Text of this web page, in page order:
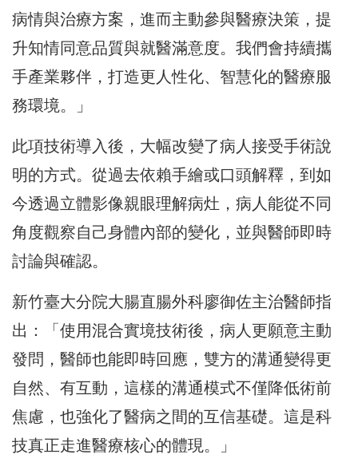
病情與治療方案，進而主動參與醫療決策，提
升知情同意品質與就醫滿意度。我們會持續攜
手產業夥伴，打造更人性化、智慧化的醫療服
務環境。」
此項技術導入後，大幅改變了病人接受手術說
明的方式。從過去依賴手繪或口頭解釋，到如
今透過立體影像親眼理解病灶，病人能從不同
角度觀察自己身體內部的變化，並與醫師即時
討論與確認。
新竹臺大分院大腸直腸外科廖御佐主治醫師指
出：「使用混合實境技術後，病人更願意主動
發問，醫師也能即時回應，雙方的溝通變得更
自然、有互動，這樣的溝通模式不僅降低術前
焦慮，也強化了醫病之間的互信基礎。這是科
技真正走進醫療核心的體現。」